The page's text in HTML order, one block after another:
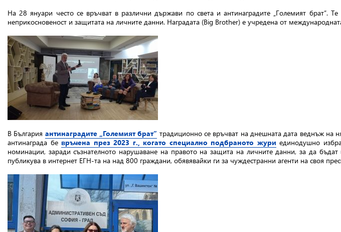
На 28 януари често се връчват в различни държави по света и антинаградите „Големият брат”.
неприкосновеност и защитата на личните данни. Наградата (Big Brother) е учредена от
В България антинаградите „Големият брат” традиционно се връчват на днешната дата веднъж на
антинаграда бе връчена през 2023 г., когато специално подбраното жури единодушно
номинации, заради съзнателното нарушаване на правото на защита на личните данни, за да
публикува в интернет ЕГН-та на над 800 граждани, обявявайки ги за чуждестранни агенти на своя